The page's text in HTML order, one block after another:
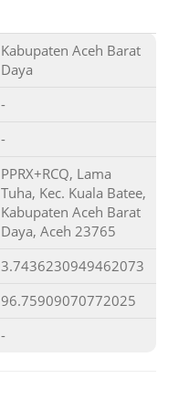
Kabupaten Aceh Barat
Daya
-
-
PPRX+RCQ, Lama
Tuha, Kec. Kuala Batee,
Kabupaten Aceh Barat
Daya, Aceh 23765
3.7436230949462073
96.75909070772025
-